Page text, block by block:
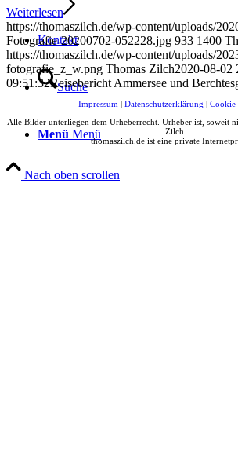
Kontakt
Suche
Menü Menü
Weiterlesen
https://thomaszilch.de/wp-content/uploads/
Fotografie-20200702-052228.jpg 933 1400
https://thomaszilch.de/wp-content/uploads/
fotografie_z_w.png Thomas Zilch2020-08-02
09:51:32Reisebericht Ammersee und
Impressum | Datenschutzerklärung |
Alle Bilder unterliegen dem Urheberrecht. Urheber ist, soweit
Zilch.
thomaszilch.de ist eine private
Nach oben scrollen